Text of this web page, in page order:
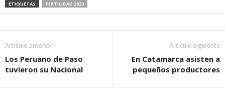
ETIQUETAS FERTILIDAD 2023
Artículo anterior
Los Peruano de Paso
tuvieron su Nacional
Artículo siguiente
En Catamarca asisten a
pequeños productores